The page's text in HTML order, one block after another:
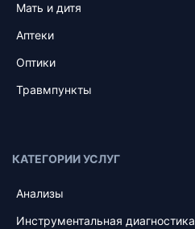
Мать и дитя
Аптеки
Оптики
Травмпункты
КАТЕГОРИИ УСЛУГ
Анализы
Инструментальная диагностика